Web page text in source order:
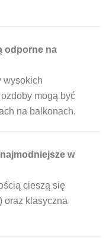
odporne na
wysokich
mogą być
na balkonach.
w
cieszą się
oraz klasyczna